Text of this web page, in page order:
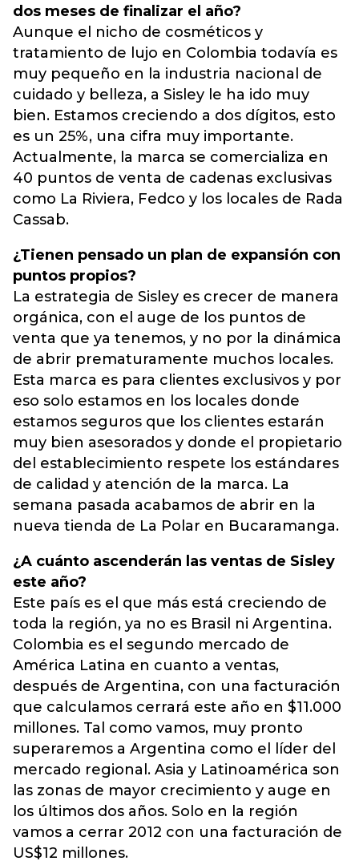
dos meses de finalizar el año?
Aunque el nicho de cosméticos y
tratamiento de lujo en Colombia todavía es
muy pequeño en la industria nacional de
cuidado y belleza, a Sisley le ha ido muy
bien. Estamos creciendo a dos dígitos, esto
es un 25%, una cifra muy importante.
Actualmente, la marca se comercializa en
40 puntos de venta de cadenas exclusivas
como La Riviera, Fedco y los locales de Rada
Cassab.
¿Tienen pensado un plan de expansión con
puntos propios?
La estrategia de Sisley es crecer de manera
orgánica, con el auge de los puntos de
venta que ya tenemos, y no por la dinámica
de abrir prematuramente muchos locales.
Esta marca es para clientes exclusivos y por
eso solo estamos en los locales donde
estamos seguros que los clientes estarán
muy bien asesorados y donde el propietario
del establecimiento respete los estándares
de calidad y atención de la marca. La
semana pasada acabamos de abrir en la
nueva tienda de La Polar en Bucaramanga.
¿A cuánto ascenderán las ventas de Sisley
este año?
Este país es el que más está creciendo de
toda la región, ya no es Brasil ni Argentina.
Colombia es el segundo mercado de
América Latina en cuanto a ventas,
después de Argentina, con una facturación
que calculamos cerrará este año en $11.000
millones. Tal como vamos, muy pronto
superaremos a Argentina como el líder del
mercado regional. Asia y Latinoamérica son
las zonas de mayor crecimiento y auge en
los últimos dos años. Solo en la región
vamos a cerrar 2012 con una facturación de
US$12 millones.